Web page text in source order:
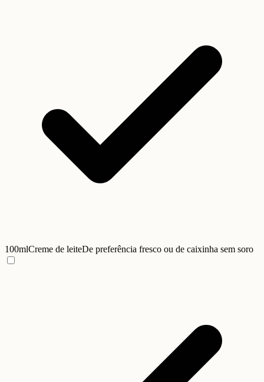
100mlCreme de leiteDe preferência fresco ou de caixinha sem soro